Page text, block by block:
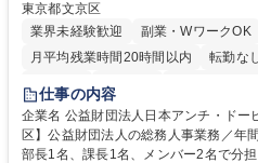
東京都文京区
業界未経験歓迎
副業・WワークOK
月平均残業時間20時間以内
転勤な
賞与あり
育休あり
食事補助あり
仕事の内容
企業名 公益財団法人日本アンチ・ドーピング機構 求人
区】公益財団法人の総務人事業務／年間休日125日 仕事
部長1名、課長1名、メンバー2名で分